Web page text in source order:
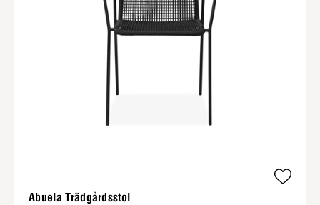
Abuela Trädgårdsstol